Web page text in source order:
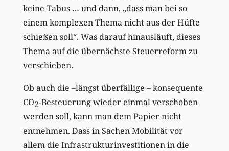
keine Tabus … und dann, „dass man bei so
einem komplexen Thema nicht aus der Hüfte
schießen soll“. Was darauf hinausläuft, dieses
Thema auf die übernächste Steuerreform zu
verschieben.
Ob auch die –längst überfällige – konsequente
CO2-Besteuerung wieder einmal verschoben
werden soll, kann man dem Papier nicht
entnehmen. Dass in Sachen Mobilität vor
allem die Infrastrukturinvestitionen in die